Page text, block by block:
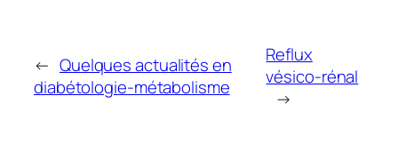
← Quelques actualités en
diabétologie-métabolisme
Reflux
vésico-rénal
→